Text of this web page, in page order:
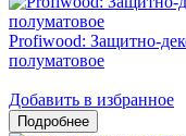
Profiwood: Защитно-
полуматовое
Добавить в избранное